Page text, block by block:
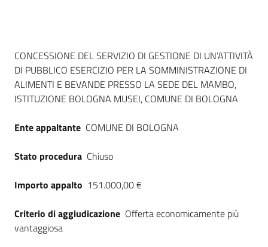
telematiche
English
Seguici
su
Dati del bando
CONCESSIONE DEL SERVIZIO DI GESTIONE DI UN’ATTIVITÀ
DI PUBBLICO ESERCIZIO PER LA SOMMINISTRAZIONE DI
ALIMENTI E BEVANDE PRESSO LA SEDE DEL MAMBO,
ISTITUZIONE BOLOGNA MUSEI, COMUNE DI BOLOGNA
Ente appaltante COMUNE DI BOLOGNA
Stato procedura Chiuso
Importo appalto 151.000,00 €
Criterio di aggiudicazione Offerta economicamente più
vantaggiosa